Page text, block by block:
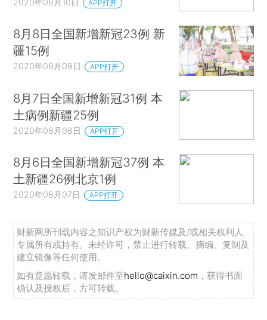
APP打开
8月8日全国新增新冠23例 新
疆15例
2020年08月09日 APP打开
8月7日全国新增新冠31例 本
土病例新疆25例
2020年08月08日 APP打开
8月6日全国新增新冠37例 本
土新疆26例北京1例
2020年08月07日 APP打开
财新网所刊载内容之知识产权为财新传媒及/或相关权利人
专属所有或持有。未经许可，禁止进行转载、摘编、复制及
建立镜像等任何使用。
如有意愿转载，请发邮件至hello@caixin.com ，获得书面
确认及授权后，方可转载。